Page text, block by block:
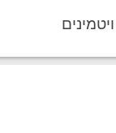
ויטמינים